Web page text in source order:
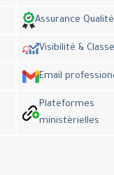
Assurance Qualité
Visibilité &
Email
Plateformes
ministèrielles